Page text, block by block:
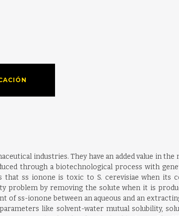
industries. They have an added value in
through a biotechnological process with
ss ionone is toxic to S. cerevisiae when its
by removing the solute when it is
ss-ionone between an aqueous and an
like solvent-water mutual solubility,